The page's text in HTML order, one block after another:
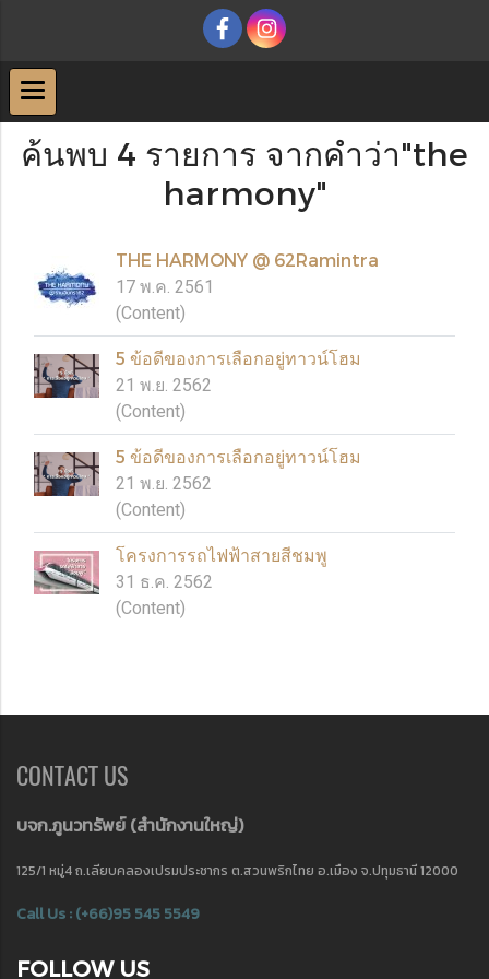
ค้นพบ 4 รายการ จากคำว่า"the
harmony"
THE HARMONY @ 62Ramintra
17 พ.ค. 2561
(Content)
5 ข้อดีของการเลือกอยู่ทาวน์โฮม
21 พ.ย. 2562
(Content)
5 ข้อดีของการเลือกอยู่ทาวน์โฮม
21 พ.ย. 2562
(Content)
โครงการรถไฟฟ้าสายสีชมพู
31 ธ.ค. 2562
(Content)
CONTACT US
บจก.ภูนวทรัพย์ (สำนักงานใหญ่)
125/1 หมู่4 ถ.เลียบคลองเปรมประชากร ต.สวนพริกไทย อ.เมือง จ.ปทุมธานี 12000
Call Us : (+66)95 545 5549
FOLLOW US